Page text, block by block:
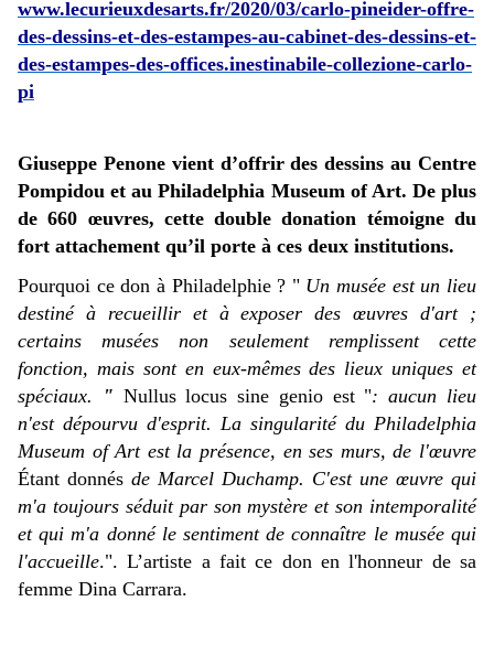
www.lecurieuxdesarts.fr/2020/03/carlo-pineider-offre-
des-dessins-et-des-estampes-au-cabinet-des-dessins-et-
des-estampes-des-offices.inestinabile-collezione-carlo-
pi
Giuseppe Penone vient d’offrir des dessins au Centre
Pompidou et au Philadelphia Museum of Art. De plus
de 660 œuvres, cette double donation témoigne du
fort attachement qu’il porte à ces deux institutions.
Pourquoi ce don à Philadelphie ? " Un musée est un lieu
destiné à recueillir et à exposer des œuvres d'art ;
certains musées non seulement remplissent cette
fonction, mais sont en eux-mêmes des lieux uniques et
spéciaux.
" Nullus locus sine genio est ": aucun lieu
n'est dépourvu d'esprit. La singularité du Philadelphia
Museum of Art est la présence, en ses murs, de l'œuvre
Étant donnés de Marcel Duchamp. C'est une œuvre qui
m'a toujours séduit par son mystère et son intemporalité
et qui m'a donné le sentiment de connaître le musée qui
l'accueille.". L’artiste a fait ce don en l'honneur de sa
femme Dina Carrara.